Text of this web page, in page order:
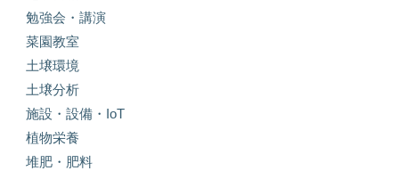
勉強会・講演
菜園教室
土壌環境
土壌分析
施設・設備・IoT
植物栄養
堆肥・肥料